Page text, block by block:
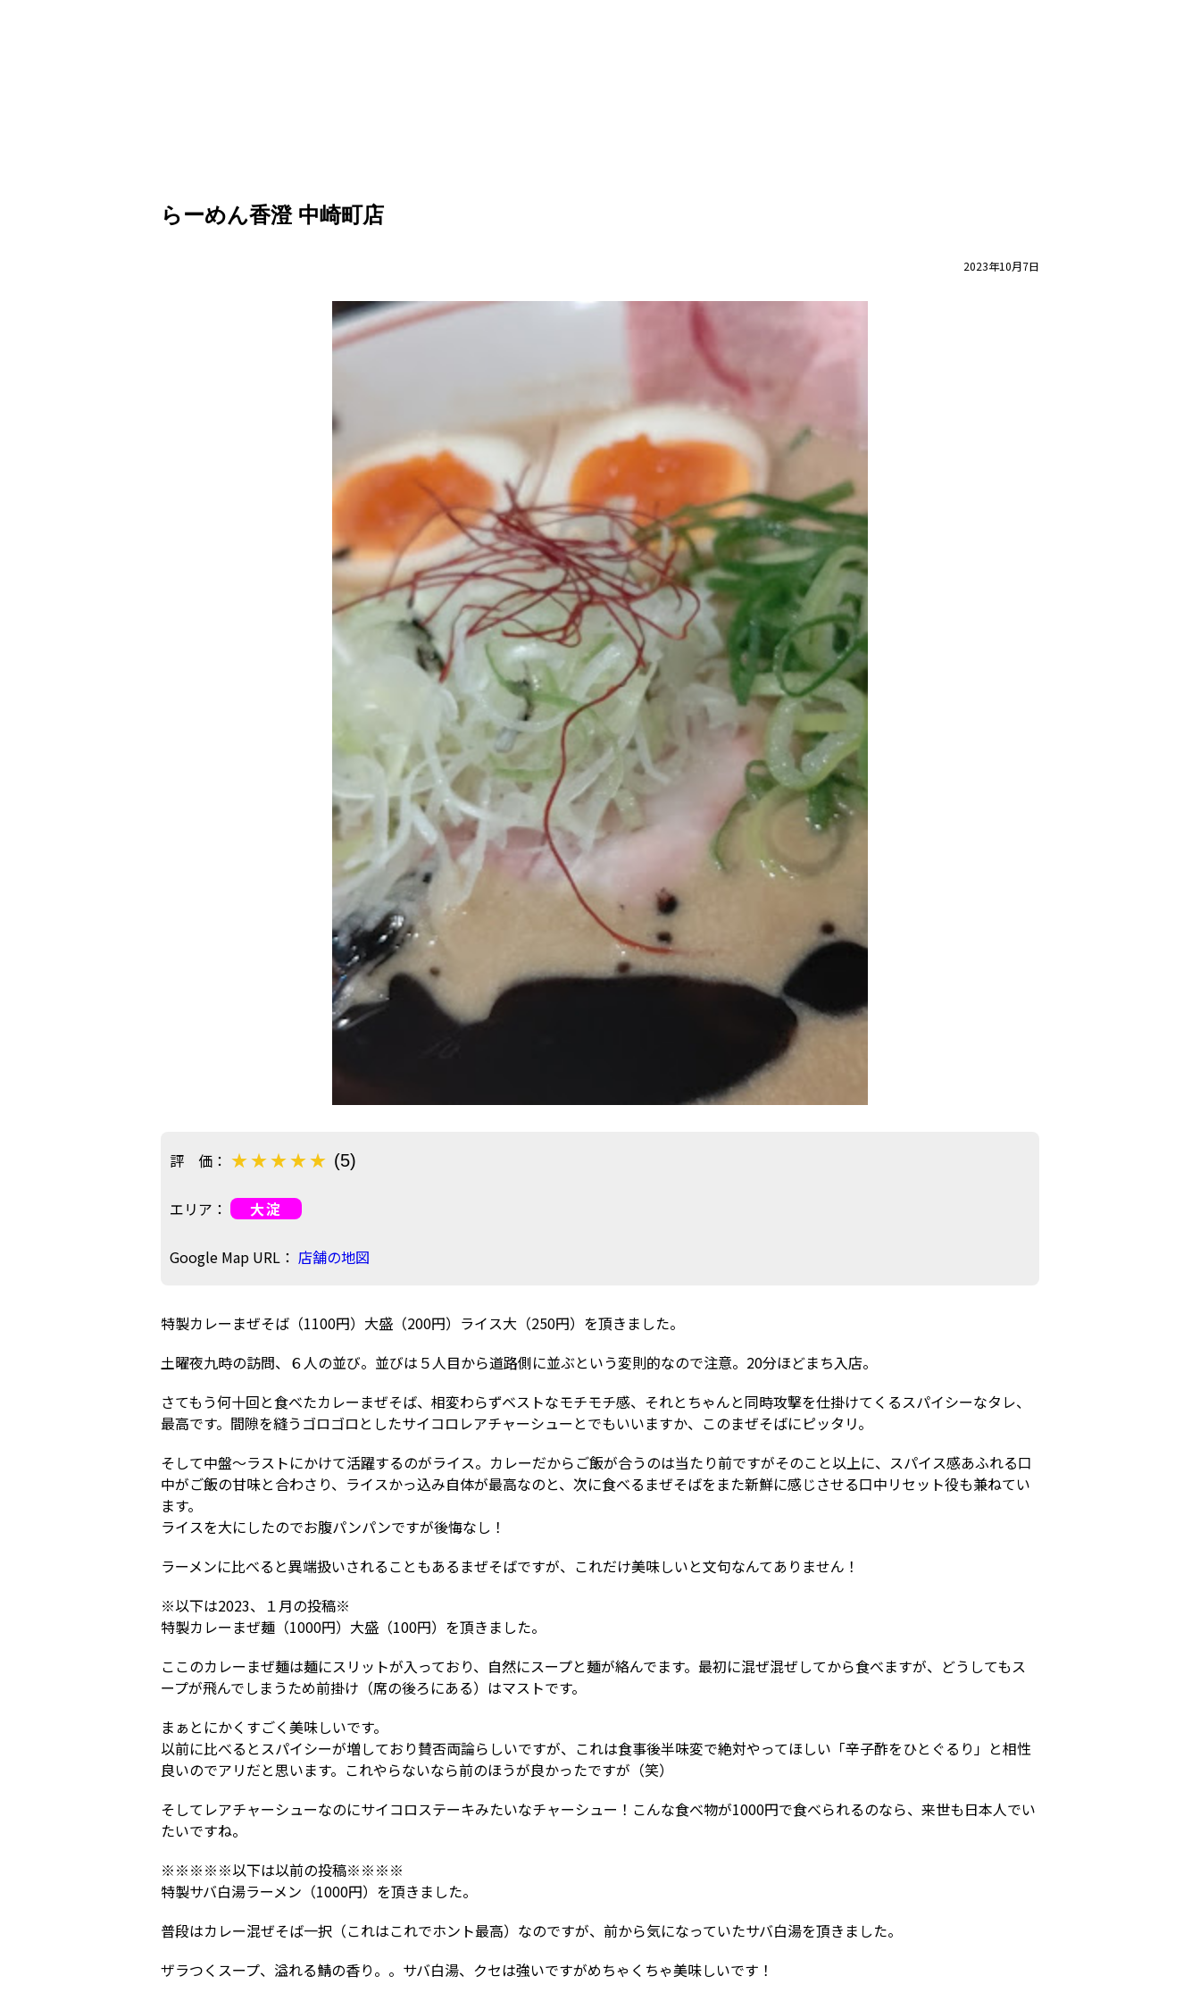
らーめん香澄 中崎町店
2023年10月7日
評 価： (5)
エリア： 大淀
Google Map URL： 店舗の地図
特製カレーまぜそば（1100円）大盛（200円）ライス大（250円）を頂きました。
土曜夜九時の訪問、６人の並び。並びは５人目から道路側に並ぶという変則的なので注意。20分ほどまち入店。
さてもう何十回と食べたカレーまぜそば、相変わらずベストなモチモチ感、それとちゃんと同時攻撃を仕掛けてくるスパイシーなタレ、
最高です。間隙を縫うゴロゴロとしたサイコロレアチャーシューとでもいいますか、このまぜそばにピッタリ。
そして中盤〜ラストにかけて活躍するのがライス。カレーだからご飯が合うのは当たり前ですがそのこと以上に、スパイス感あふれる口
中がご飯の甘味と合わさり、ライスかっ込み自体が最高なのと、次に食べるまぜそばをまた新鮮に感じさせる口中リセット役も兼ねてい
ます。
ライスを大にしたのでお腹パンパンですが後悔なし！
ラーメンに比べると異端扱いされることもあるまぜそばですが、これだけ美味しいと文句なんてありません！
※以下は2023、１月の投稿※
特製カレーまぜ麺（1000円）大盛（100円）を頂きました。
ここのカレーまぜ麺は麺にスリットが入っており、自然にスープと麺が絡んでます。最初に混ぜ混ぜしてから食べますが、どうしてもス
ープが飛んでしまうため前掛け（席の後ろにある）はマストです。
まぁとにかくすごく美味しいです。
以前に比べるとスパイシーが増しており賛否両論らしいですが、これは食事後半味変で絶対やってほしい「辛子酢をひとぐるり」と相性
良いのでアリだと思います。これやらないなら前のほうが良かったですが（笑）
そしてレアチャーシューなのにサイコロステーキみたいなチャーシュー！こんな食べ物が1000円で食べられるのなら、来世も日本人でい
たいですね。
※※※※※以下は以前の投稿※※※※
特製サバ白湯ラーメン（1000円）を頂きました。
普段はカレー混ぜそば一択（これはこれでホント最高）なのですが、前から気になっていたサバ白湯を頂きました。
ザラつくスープ、溢れる鯖の香り。。サバ白湯、クセは強いですがめちゃくちゃ美味しいです！